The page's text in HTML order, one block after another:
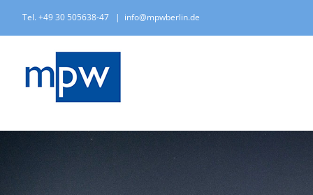
Zum
Inhalt
Tel. +49 30 505638-47 | info@mpwberlin.de